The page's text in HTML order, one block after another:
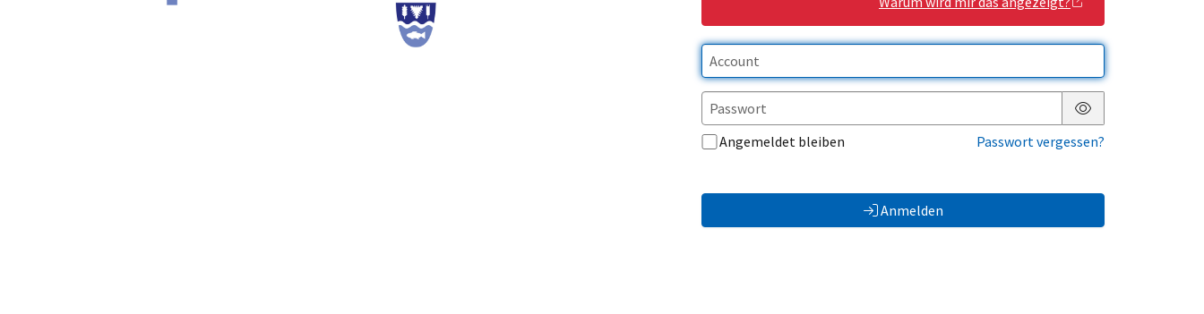
Passwort anzeigen
Angemeldet bleiben
Passwort vergessen?
Anmelden